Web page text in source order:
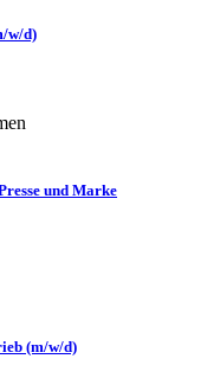
w/d)
und Marke
(m/w/d)